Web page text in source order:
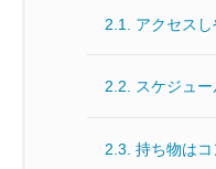
2.1. アクセス
2.2. スケジュ
2.3.持ち物は